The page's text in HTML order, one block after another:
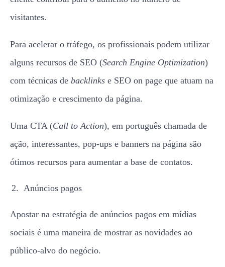
visitantes.
Para acelerar o tráfego, os profissionais podem utilizar
alguns recursos de SEO (Search Engine Optimization)
com técnicas de backlinks e SEO on page que atuam na
otimização e crescimento da página.
Uma CTA (Call to Action), em português chamada de
ação, interessantes, pop-ups e banners na página são
ótimos recursos para aumentar a base de contatos.
Anúncios pagos
Apostar na estratégia de anúncios pagos em mídias
sociais é uma maneira de mostrar as novidades ao
público-alvo do negócio.